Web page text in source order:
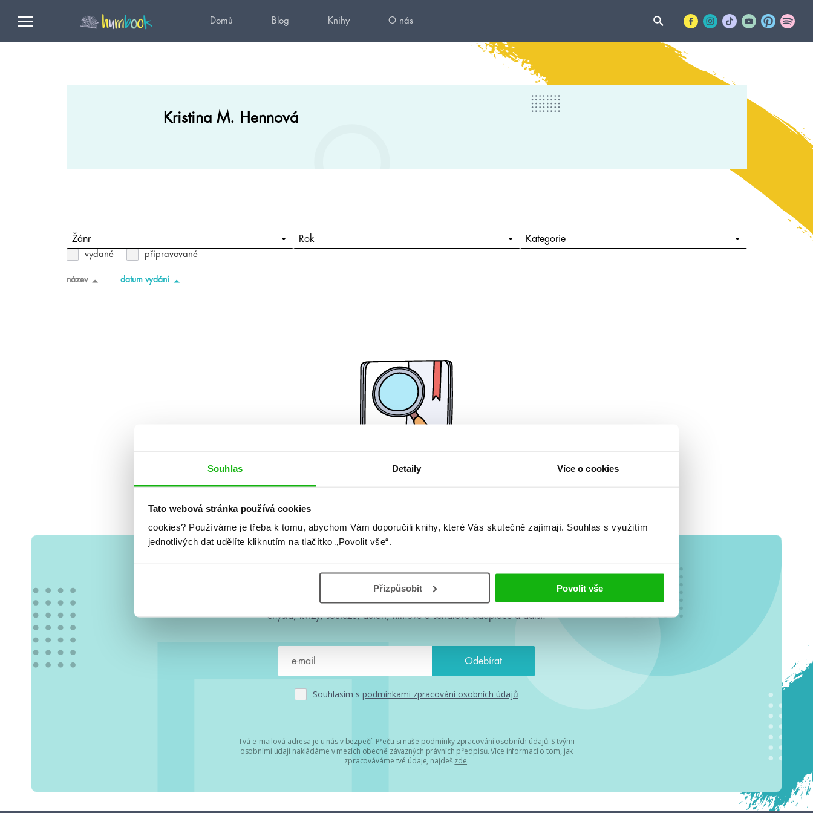
Souhlas Detaily Více o cookies
Tato webová stránka používá cookies
cookies? Používáme je třeba k tomu, abychom Vám doporučili knihy, které Vás skutečně zajímají. Souhlas s využitím
jednotlivých dat udělíte kliknutím na tlačítko „Povolit vše“.
Přizpůsobit Povolit vše
Domů Blog Knihy O nás
Kristina M. Hennová
Žánr Rok Kategorie
vydané připravované
název datum vydání
#HumbookNews
Vše kolem #youngadult každý měsíc rovnou do mailu! Nové knihy, co se
chystá, kvízy, soutěže, autoři, filmové a seriálové adaptace a další.
Souhlasím s podmínkami zpracování osobních údajů
Tvá e-mailová adresa je u nás v bezpečí. Přečti si naše podmínky zpracování osobních údajů. S tvými
osobními údaji nakládáme v mezích obecně závazných právních předpisů. Více informací o tom, jak
zpracováváme tvé údaje, najdeš zde.